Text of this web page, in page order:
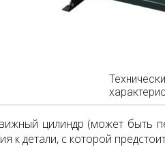
цилиндр (может быть
к детали, с которой